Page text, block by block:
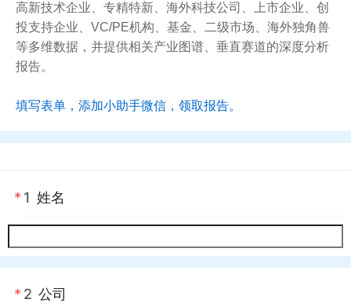
高新技术企业、专精特新、海外科技公司、上市企业、创
投支持企业、VC/PE机构、基金、二级市场、海外独角兽
等多维数据，并提供相关产业图谱、垂直赛道的深度分析
报告。
填写表单，添加小助手微信，领取报告。
* 1 姓名
* 2 公司